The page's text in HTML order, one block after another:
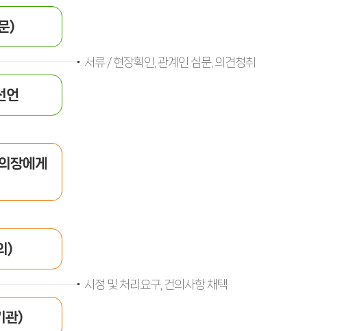
)
서류 / 현장획인, 관계인 심문, 의견청취
언
장에게
)
시정 및 처리요구, 건의사항 채택
관)